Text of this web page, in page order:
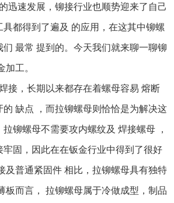
速发展，铆接行业也顺势迎来了自己
具都得到了遍及 的应用，在这其中铆螺
最常 提到的。今天我们就来聊一聊铆
加工。
，长期以来都存在着螺母容易 熔断
缺点 ，而拉铆螺母则恰恰是为解决这
铆螺母不需要攻内螺纹及 焊接螺母 ，
固，因此在在钣金行业中得到了很好
及普通紧固件 相比，拉铆螺母具有独特
板而言， 拉铆螺母属于冷做成型，制品